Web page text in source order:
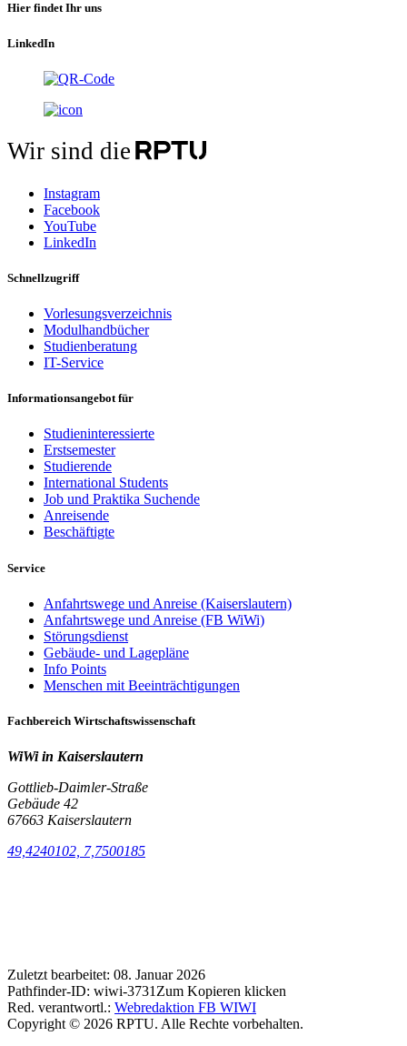
Hier findet Ihr uns
LinkedIn
Wir sind die
Instagram
Facebook
YouTube
LinkedIn
Schnellzugriff
Vorlesungsverzeichnis
Modulhandbücher
Studienberatung
IT-Service
Informationsangebot für
Studieninteressierte
Erstsemester
Studierende
International Students
Job und Praktika Suchende
Anreisende
Beschäftigte
Service
Anfahrtswege und Anreise (Kaiserslautern)
Anfahrtswege und Anreise (FB WiWi)
Störungsdienst
Gebäude- und Lagepläne
Info Points
Menschen mit Beeinträchtigungen
Fachbereich Wirtschaftswissenschaft
WiWi in Kaiserslautern
Gottlieb-Daimler-Straße
Gebäude 42
67663 Kaiserslautern
49,4240102, 7,7500185
Zuletzt bearbeitet: 08. Januar 2026
Pathfinder-ID: wiwi-3731 Zum Kopieren klicken
Red. verantwortl.: Webredaktion FB WIWI
Copyright © 2026 RPTU. Alle Rechte vorbehalten.